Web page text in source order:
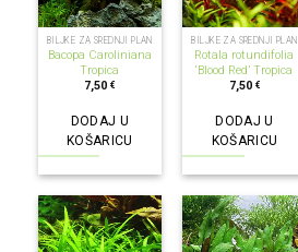
BILJKE ZA SREDNJI PLAN
Bacopa Caroliniana
Tropica
7,50€
DODAJ U
KOŠARICU
BILJKE ZA SREDNJI PLAN
Rotala rotundifolia
‘Blood Red’ Tropica
7,50 €
DODAJ U
KOŠARICU